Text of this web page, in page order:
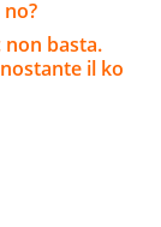
non basta.
il ko